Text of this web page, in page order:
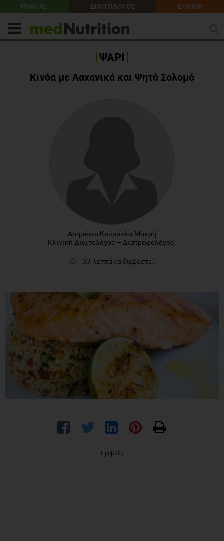
PORTAL ΔΙΑΙΤΟΛΟΓΟΣ E-SHOP
ΨΑΡΙ
Κινόα με Λαχανικά και Ψητό Σολομό
Ασημένια Κούσουλα-Μακρή
Κλινική Διαιτολόγος – Διατροφολόγος,
30' λεπτά να διαβαστεί
Προβολή